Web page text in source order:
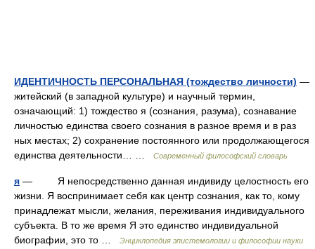
ИДЕНТИЧНОСТЬ ПЕРСОНАЛЬНАЯ (тождество личности) —
житейский (в западной культуре) и научный термин,
означающий: 1) тождество я (сознания, разума), сознавание
личностью единства своего сознания в разное время и в раз
ных местах; 2) сохранение постоянного или продолжающегося
единства деятельности… …
Современный философский словарь
я — Я непосредственно данная индивиду целостность его
жизни. Я воспринимает себя как центр сознания, как то, кому
принадлежат мысли, желания, переживания индивидуального
субъекта. В то же время Я это единство индивидуальной
биографии, это то …
Энциклопедия эпистемологии и философии науки